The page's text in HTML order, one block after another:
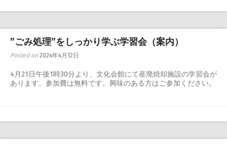
”ごみ処理”をしっかり学ぶ学習会（案内）
Posted on 2024年4月12日
4月21日午後1時30分より、文化会館にて産廃焼却施設の学習会が
あります。参加費は無料です。興味のある方はご参加ください。